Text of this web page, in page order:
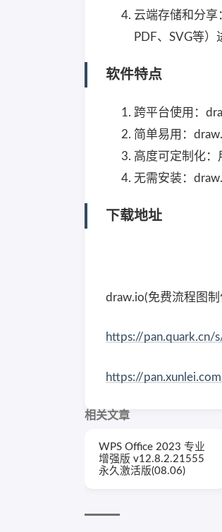
云端存储和分享
PDF、SVG等）
软件特点
跨平台使用：
简单易用：
高度可定制化：
无需安装：
下载地址
draw.io(免费流程图
https://
https://
相关文章
WPS Office 2023 专业
增强版 v12.8.2.21555
永久激活版(08.06)